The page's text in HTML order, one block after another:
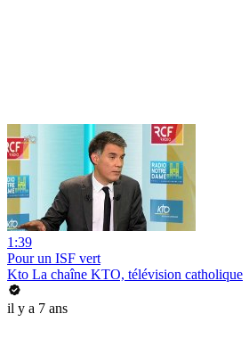
1:39
Pour un ISF vert
Kto La chaîne KTO, télévision catholique
il y a 7 ans